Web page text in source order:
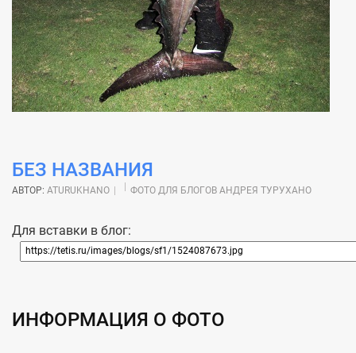
БЕЗ НАЗВАНИЯ
АВТОР: ATURUKHANO ФОТО ДЛЯ БЛОГОВ АНДРЕЯ ТУРУХАНО
Для вставки в блог:
ИНФОРМАЦИЯ О ФОТО